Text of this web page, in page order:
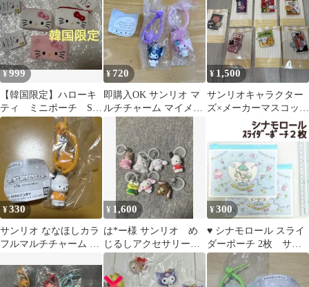
¥999
【韓国限定】ハローキ
ティ ミニポーチ S 3
種類セット コインケ
ース 人気商品
¥ 720
即購入OK サンリオ マ
ルチチャーム マイメロ
ディ クロミ
¥ 1,500
サンリオキャラクター
ズ×メーカーマスコット
アクリルキーホルダー
¥330
サンリオ ななほしカラ
フルマルチチャーム ポ
¥ 1,600
は*ー様 サンリオ め
じるしアクセサリー 7
種類
¥300
♥ シナモロール スライ
ダーポーチ 2枚 サン
リオ ノベルティ【未開
封新品】